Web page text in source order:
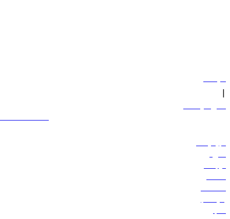
سياساتنا
|
الشروط والأحكام
600 544 445
حجز الرحلات
العروض
الوجهات
الأمتعة
المساعدة
إدارة الحجز
الأخبار